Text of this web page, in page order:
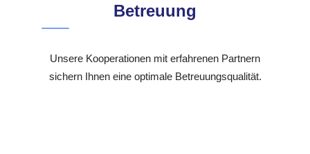
Betreuung
Unsere Kooperationen mit erfahrenen Partnern
sichern Ihnen eine optimale Betreuungsqualität.